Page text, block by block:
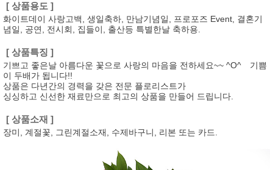
[ 상품용도 ]
화이트데이 사랑고백, 생일축하, 만남기념일, 프로포즈 Event, 결혼기
념일, 공연, 전시회, 집들이, 출산등 특별한날 축하용.
[ 상품특징 ]
기쁘고 좋은날 아름다운 꽃으로 사랑의 마음을 전하세요~~ ^O^ 기쁨
이 두배가 됩니다!!
상품은 다년간의 경력을 갖은 전문 플로리스트가
싱싱하고 신선한 재료만으로 최고의 상품을 만들어 드립니다.
[ 상품소재 ]
장미, 계절꽃, 그린계절소재, 수제바구니, 리본 또는 카드.